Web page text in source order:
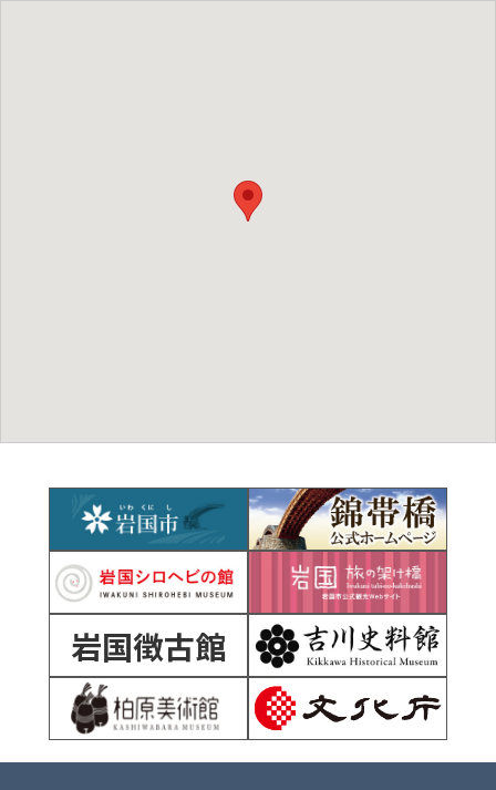
岩国徴古館